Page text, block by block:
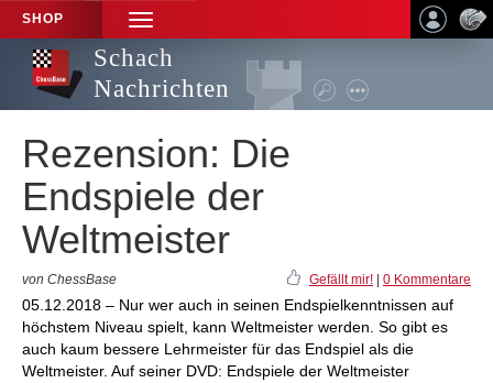
SHOP
TOGGLE
NAVIGATION
Schach
Nachrichten
Rezension: Die
Endspiele der
Weltmeister
von ChessBase Gefällt mir! 0 Kommentare
05.12.2018 – Nur wer auch in seinen Endspielkenntnissen auf
höchstem Niveau spielt, kann Weltmeister werden. So gibt es
auch kaum bessere Lehrmeister für das Endspiel als die
Weltmeister. Auf seiner DVD: Endspiele der Weltmeister